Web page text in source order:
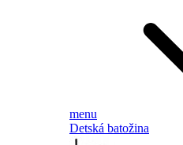
menu
Detská batožina